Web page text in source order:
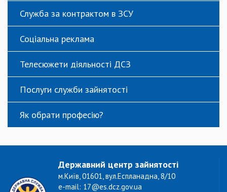
Служба за контрактом в ЗСУ
Соціальна реклама
Телесюжети діяльності ДСЗ
Послуги служби зайнятості
Як обрати професію?
Державний центр зайнятості
м.Київ, 01601, вул.Еспланадна, 8/10
e-mail: 17@es.dcz.gov.ua